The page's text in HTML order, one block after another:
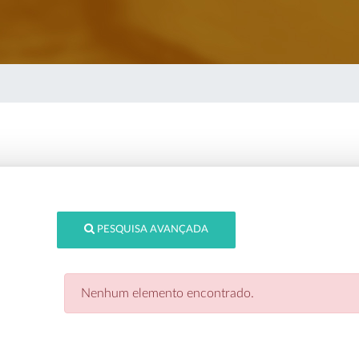
PESQUISA AVANÇADA
Nenhum elemento encontrado.